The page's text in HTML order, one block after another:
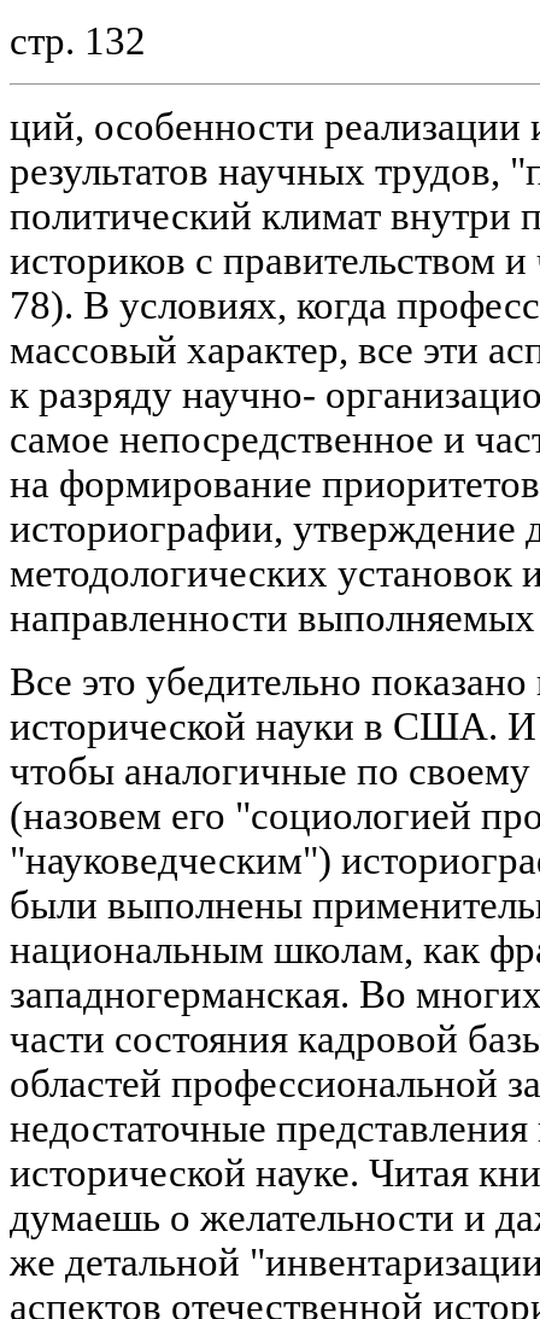
стр. 132
ций, особенности реализации
результатов научных трудов,
политический климат внутри
историков с правительством
78). В условиях, когда
массовый характер, все эти
к разряду научно-
самое непосредственное и
на формирование
историографии,
методологических установок
направленности
Все это убедительно
исторической науки в США. И
чтобы аналогичные по
(назовем его "социологией
"науковедческим")
были выполнены
национальным школам, как
западногерманская. Во
части состояния кадровой
областей профессиональной
недостаточные
исторической науке. Читая
думаешь о желательности и
же детальной
аспектов отечественной